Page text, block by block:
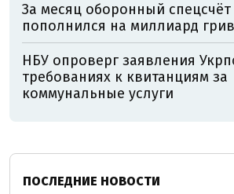
За месяц оборонный
пополнился на миллиард
НБУ опроверг заявления
требованиях к квитанциям за
коммунальные услуги
ПОСЛЕДНИЕ НОВОСТИ